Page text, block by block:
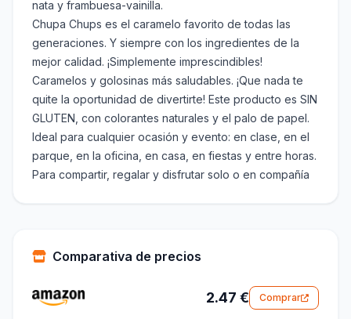
nata y frambuesa-vainilla.
Chupa Chups es el caramelo favorito de todas las
generaciones. Y siempre con los ingredientes de la
mejor calidad. ¡Simplemente imprescindibles!
Caramelos y golosinas más saludables. ¡Que nada te
quite la oportunidad de divertirte! Este producto es SIN
GLUTEN, con colorantes naturales y el palo de papel.
Ideal para cualquier ocasión y evento: en clase, en el
parque, en la oficina, en casa, en fiestas y entre horas.
Para compartir, regalar y disfrutar solo o en compañía
Comparativa de precios
2.47 € Comprar